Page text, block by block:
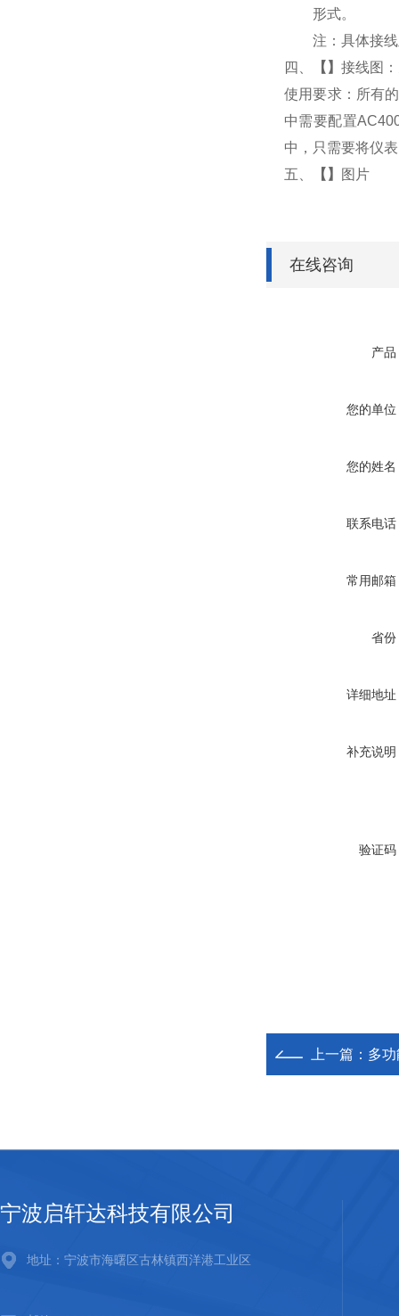
形式。
注：具体接
四、
【】 接线图
使用要求：所有
中需要配置
中，只需要将仪
五、
【】 图片
在线咨询
产品
您的单位
您的姓名
联系电话
常用邮箱
省份
详细地址
补充说明
验证码
上一篇： 多
宁波启轩达科技有限公司
地址：宁波市海曙区古林镇西洋港工业区